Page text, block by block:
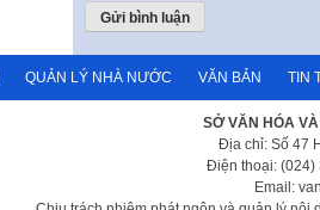
QUẢN LÝ NHÀ NƯỚC VĂN BẢN TIN
SỞ VĂN HÓA
Địa chỉ: Số 47
Điện thoại: (024)
Email: